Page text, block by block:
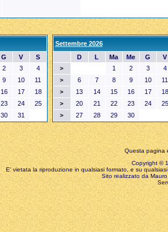
G V S
2 3 4
9 10 11
16 17 18
23 24 25
30 31
Settembre 2026
D
L Ma Me G V
> 1 2 3 4
> 6 7 8 9 10 11
> 13 14 15 16 17 18
> 20 21 22 23 24 25
> 27 28 29 30
Questa pagina
Copyright ©
E' vietata la riproduzione in qualsiasi formato, e su
Sito realizzato da